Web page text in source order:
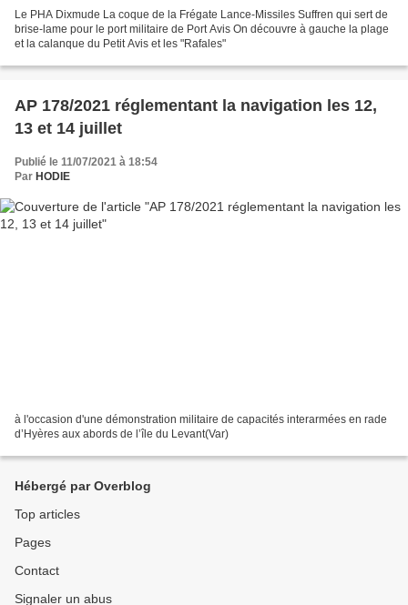
Le PHA Dixmude La coque de la Frégate Lance-Missiles Suffren qui sert de
brise-lame pour le port militaire de Port Avis On découvre à gauche la plage
et la calanque du Petit Avis et les "Rafales"
AP 178/2021 réglementant la navigation les 12,
13 et 14 juillet
Publié le 11/07/2021 à 18:54
Par HODIE
à l'occasion d'une démonstration militaire de capacités interarmées en rade
d’Hyères aux abords de l’île du Levant(Var)
Hébergé par Overblog
Top articles
Pages
Contact
Signaler un abus